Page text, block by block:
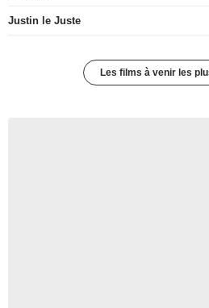
Justin le Juste
Les films à venir les